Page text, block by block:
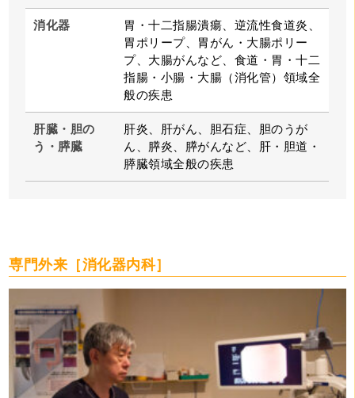
消化器
胃・十二指腸潰瘍、逆流性食道炎、
胃ポリープ、胃がん・大腸ポリー
プ、大腸がんなど、食道・胃・十二
指腸・小腸・大腸（消化管）領域全
般の疾患
肝臓・胆の
う・膵臓
肝炎、肝がん、胆石症、胆のうが
ん、膵炎、膵がんなど、肝・胆道・
膵臓領域全般の疾患
専門外来［消化器内科］